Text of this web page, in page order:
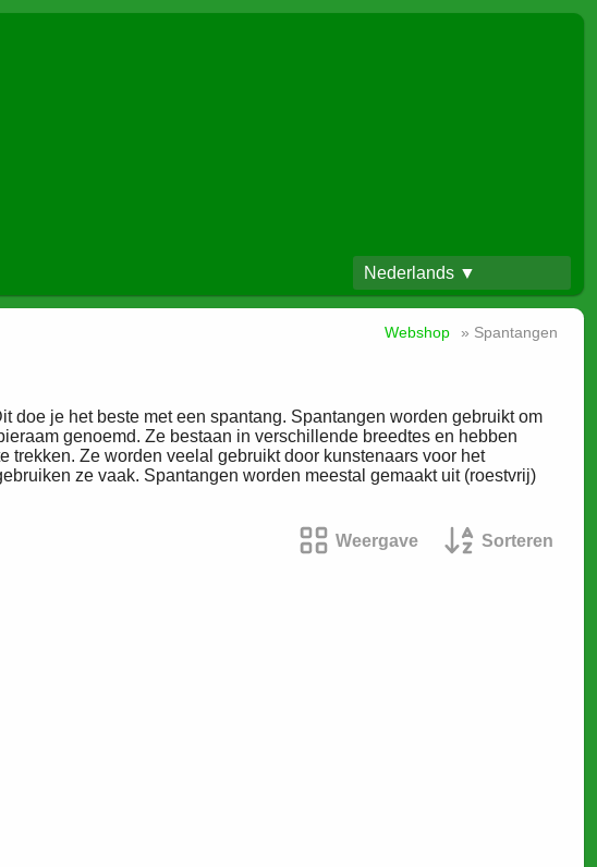
Nederlands ▼
Webshop » Spantangen
doe je het beste met een spantang. Spantangen worden gebruikt om
genoemd. Ze bestaan in verschillende breedtes en hebben
Ze worden veelal gebruikt door kunstenaars voor het
ze vaak. Spantangen worden meestal gemaakt uit (roestvrij)
Weergave Sorteren